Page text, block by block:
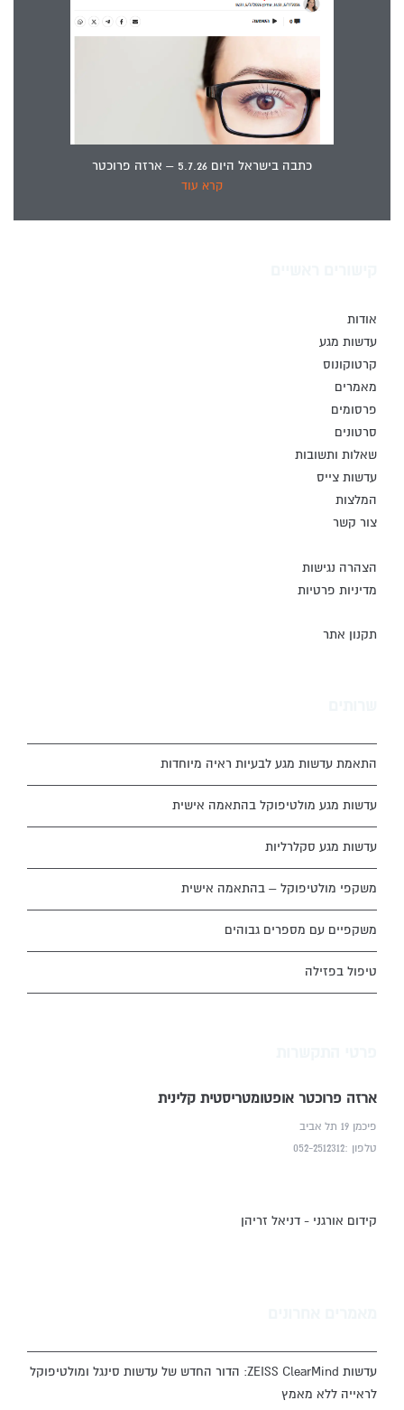
כתבה בישראל היום 5.7.26 – ארזה פרוכטר
קרא עוד
אודות
עדשות מגע
קרטוקונוס
מאמרים
פרסומים
סרטונים
שאלות ותשובות
עדשות צייס
המלצות
צור קשר
הצהרה נגישות
מדיניות פרטיות
תקנון אתר
התאמת עדשות מגע לבעיות ראיה מיוחדות
עדשות מגע מולטיפוקל בהתאמה אישית
עדשות מגע סקלרליות
משקפי מולטיפוקל – בהתאמה אישית
משקפיים עם מספרים גבוהים
טיפול בפזילה
ארזה פרוכטר אופטומטריסטית קלינית
פיכמן 19 תל אביב
טלפון :052-2512312
קידום אורגני - דניאל זריהן
עדשות ZEISS ClearMind: הדור החדש של עדשות סינגל ומולטיפוקל
לראייה ללא מאמץ